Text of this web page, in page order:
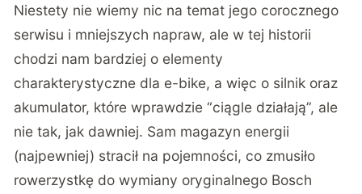
Niestety nie wiemy nic na temat jego corocznego
serwisu i mniejszych napraw, ale w tej historii
chodzi nam bardziej o elementy
charakterystyczne dla e-bike, a więc o silnik oraz
akumulator, które wprawdzie “ciągle działają”, ale
nie tak, jak dawniej. Sam magazyn energii
(najpewniej) stracił na pojemności, co zmusiło
rowerzystkę do wymiany oryginalnego Bosch